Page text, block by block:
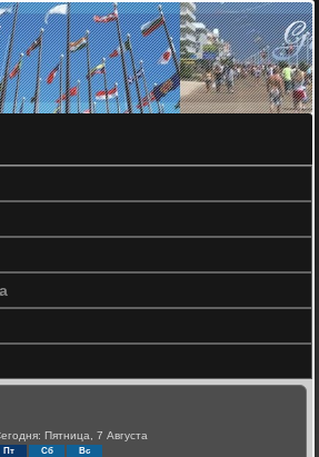
Пятница, 7 Августа
Пт Сб Вс